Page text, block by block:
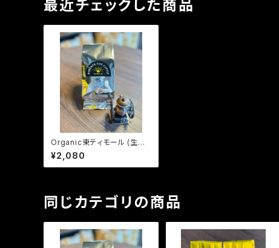
最近チェックした商品
Organic東ティモール (生豆2
40g)
¥2,080
同じカテゴリの商品